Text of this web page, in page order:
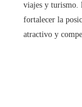
viajes y turismo.
fortalecer la
atractivo y